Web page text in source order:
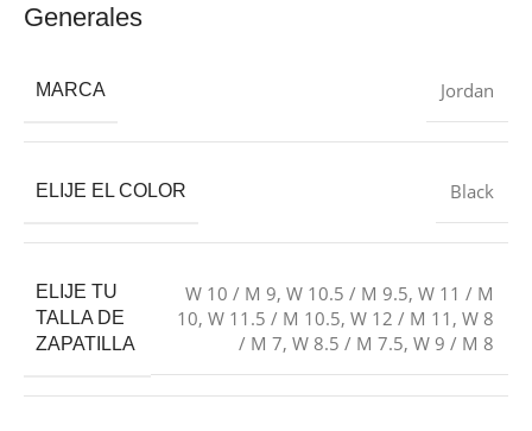
Generales
MARCA Jordan
ELIJE EL COLOR Black
ELIJE TU
TALLA DE
ZAPATILLA
W 10 / M 9, W 10.5 / M 9.5, W 11 / M
10, W 11.5 / M 10.5, W 12 / M 11 , W 8
/ M 7, W 8.5 / M 7.5, W 9 / M 8